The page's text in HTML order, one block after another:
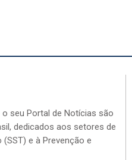
o seu Portal de Notícias são
dedicados aos setores de
(SST) e à Prevenção e